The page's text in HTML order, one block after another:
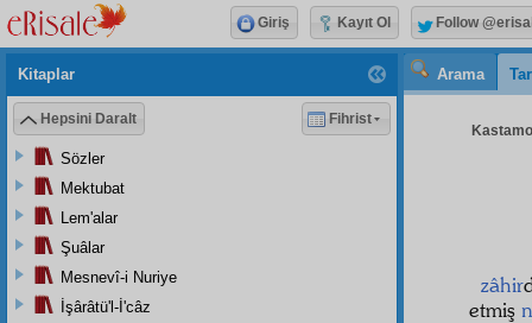
Arama
zâhir
etmiş
Kitaplar
Hepsini Daralt Fihrist
Sözler
Mektubat
Lem'alar
Şuâlar
Mesnevî-i Nuriye
İşârâtü'l-İ'câz
Giriş Kayıt Ol Follow